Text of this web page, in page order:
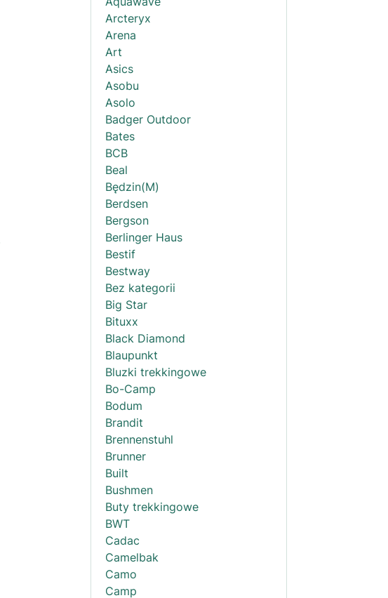
Arcteryx
Arena
Art
Asics
Asobu
Asolo
Badger Outdoor
Bates
BCB
Beal
Będzin(M)
Berdsen
Bergson
Berlinger Haus
Bestif
Bestway
Bez kategorii
Big Star
Bituxx
Black Diamond
Blaupunkt
Bluzki trekkingowe
Bo-Camp
Bodum
Brandit
Brennenstuhl
Brunner
Built
Bushmen
Buty trekkingowe
BWT
Cadac
Camelbak
Camo
Camp